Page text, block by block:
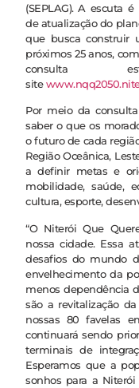
(SEPLAG). A escuta
de atualização do
que busca construir
próximos 25 anos,
consulta
site
Por meio da
saber o que os
o futuro de cada
Região Oceânica,
a definir metas e
mobilidade, saúde,
cultura, esporte,
“O Niterói Que
nossa cidade. Essa
desafios do mundo
envelhecimento da
menos dependência
são a revitalização
nossas 80 favelas
continuará sendo
terminais de
Esperamos que a
sonhos para a